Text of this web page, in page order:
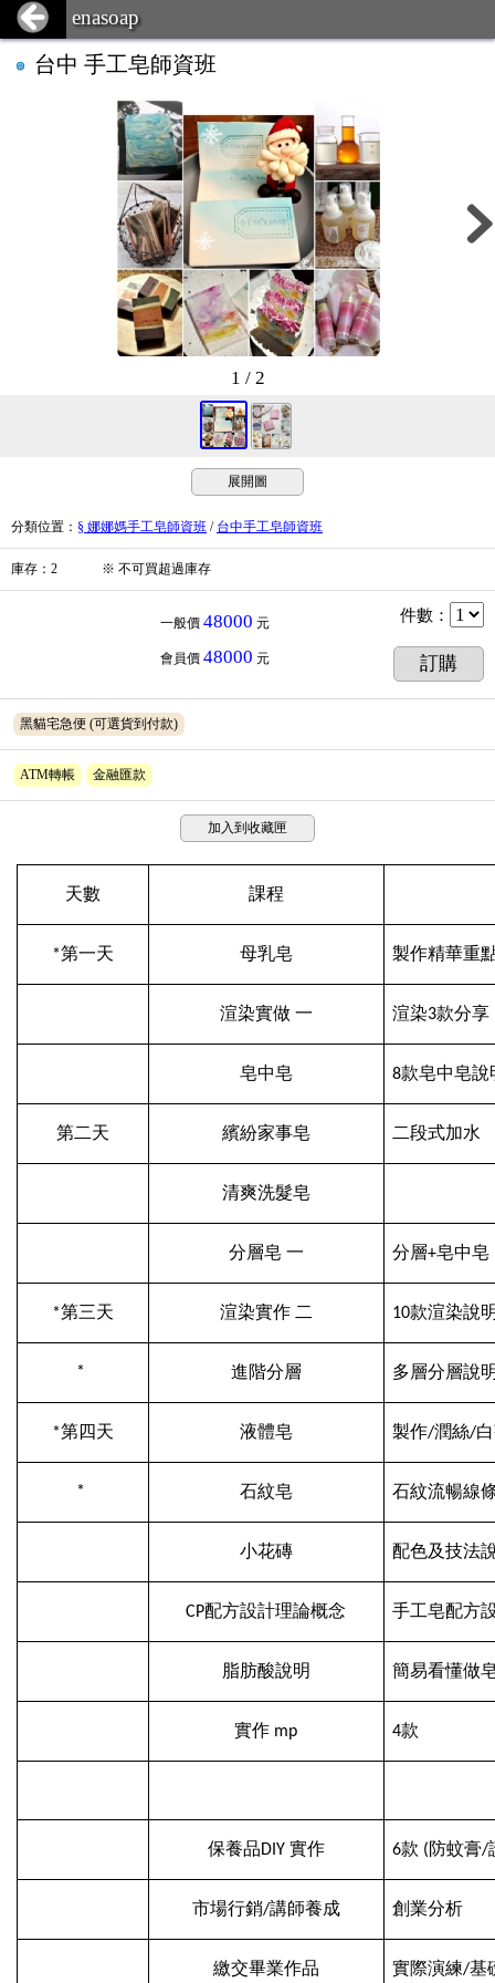
enasoap
台中 手工皂師資班
1 / 2
展開圖
分類位置 ： § 娜娜媽手工皂師資班 / 台中手工皂師資班
庫存 ： 2 ※ 不可買超過庫存
一般價 48000 元
會員價 48000 元
件數 ：
訂購
黑貓宅急便 (可選貨到付款)
ATM轉帳 金融匯款
加入到收藏匣
天數 課程
*第一天 母乳皂 製作精華重
渲染實做 一 渲染3款分享
皂中皂 8款皂中皂說
第二天 繽紛家事皂 二段式加水
清爽洗髮皂
分層皂 一 分層+皂中皂
*第三天 渲染實作 二 10款渲染說
* 進階分層 多層分層說
*第四天 液體皂 製作/潤絲/
* 石紋皂 石紋流暢線
小花磚 配色及技法
CP配方設計理論概念 手工皂配方
脂肪酸說明 簡易看懂做
實作 mp 4款
保養品DIY 實作 6款 (防蚊膏/
市場行銷/講師養成 創業分析
繳交畢業作品 實際演練/基